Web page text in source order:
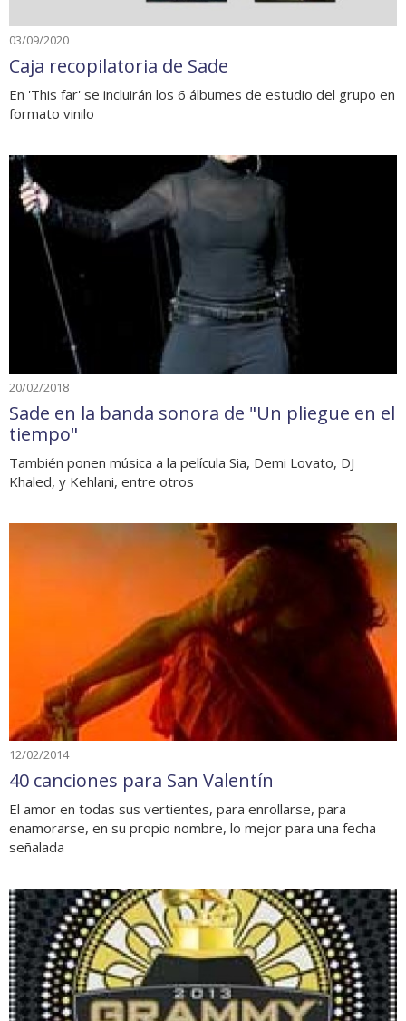
03/09/2020
Caja recopilatoria de Sade
En 'This far' se incluirán los 6 álbumes de estudio del grupo en
formato vinilo
20/02/2018
Sade en la banda sonora de "Un pliegue en el
tiempo"
También ponen música a la película Sia, Demi Lovato, DJ
Khaled, y Kehlani, entre otros
12/02/2014
40 canciones para San Valentín
El amor en todas sus vertientes, para enrollarse, para
enamorarse, en su propio nombre, lo mejor para una fecha
señalada